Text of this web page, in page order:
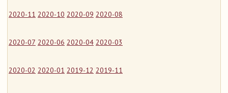
2020-11 2020-10 2020-09 2020-08
2020-07 2020-06 2020-04 2020-03
2020-02 2020-01 2019-12 2019-11